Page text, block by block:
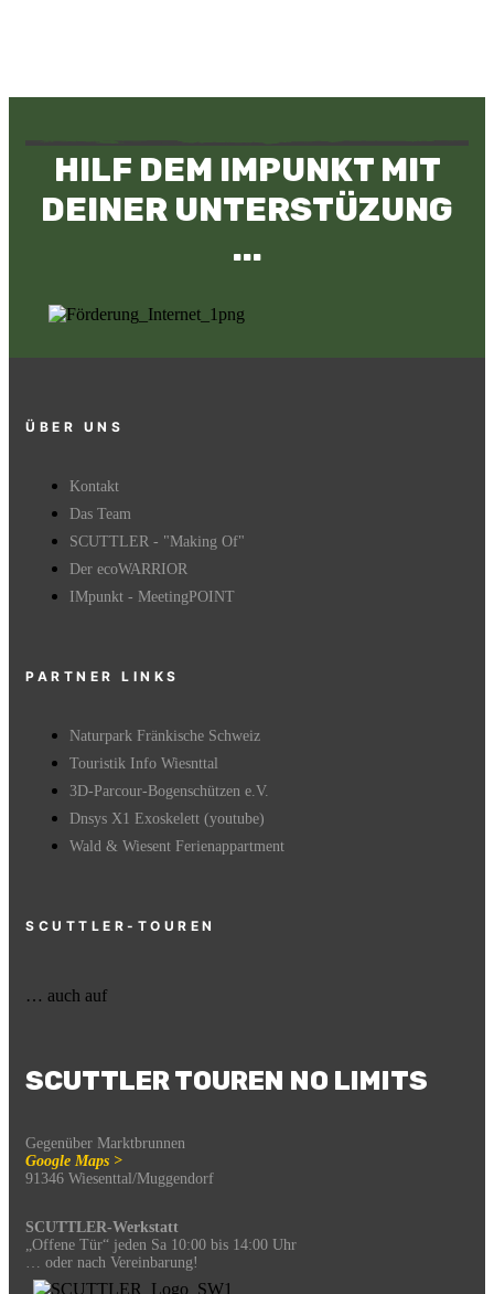
HILF DEM IMPUNKT MIT
DEINER UNTERSTÜZUNG
...
ÜBER UNS
Kontakt
Das Team
SCUTTLER - "Making Of"
Der ecoWARRIOR
IMpunkt - MeetingPOINT
SCUTTLER-TOUREN
… auch auf
PARTNER LINKS
Naturpark Fränkische Schweiz
Touristik Info Wiesnttal
3D-Parcour-Bogenschützen e.V.
Dnsys X1 Exoskelett (youtube)
Wald & Wiesent Ferienappartment
SCUTTLER TOUREN NO LIMITS
Gegenüber Marktbrunnen
Google Maps >
91346 Wiesenttal/Muggendorf
SCUTTLER-Werkstatt
„Offene Tür“ jeden Sa 10:00 bis 14:00 Uhr
… oder nach Vereinbarung!